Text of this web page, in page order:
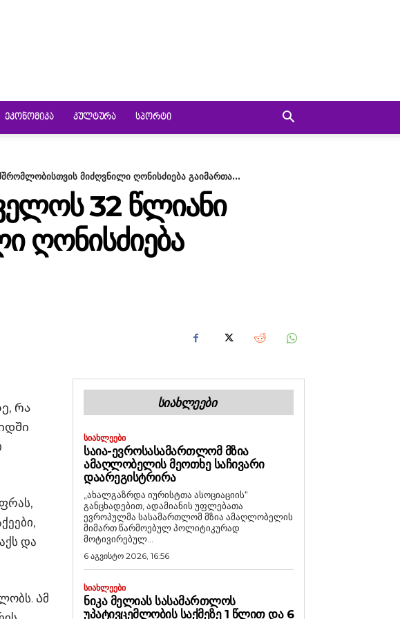
ᲔᲙᲝᲜᲝᲛᲘᲙᲐ ᲙᲣᲚᲢᲣᲠᲐ ᲡᲞᲝᲠᲢᲘ
მიძღვნილი ღონისძიება გაიმართა...
32 ᲬᲚᲘᲐᲜᲘ
ᲦᲝᲜᲘᲡᲫᲘᲔᲑᲐ
რა
და
Ამ
ᲡᲘᲐᲮᲚᲔᲔᲑᲘ
ᲡᲘᲐᲮᲚᲔᲔᲑᲘ
ᲡᲐᲘᲐ-ᲔᲕᲠᲝᲡᲐᲡᲐᲛᲐᲠᲗᲚᲝᲛ ᲛᲖᲘᲐ
ᲐᲛᲐᲦᲚᲝᲑᲔᲚᲘᲡ ᲛᲔᲝᲗᲮᲔ ᲡᲐᲩᲘᲕᲐᲠᲘ
ᲓᲐᲐᲠᲔᲒᲘᲡᲢᲠᲘᲠᲐ
„ახალგაზრდა იურისტთა ასოციაციის“
განცხადებით, ადამიანის უფლებათა
ევროპულმა სასამართლომ მზია ამაღლობელის
მიმართ წარმოებულ პოლიტიკურად
მოტივირებულ...
6 აგვისტო 2026, 16:56
ᲡᲘᲐᲮᲚᲔᲔᲑᲘ
ᲜᲘᲙᲐ ᲛᲔᲚᲘᲐᲡ ᲡᲐᲡᲐᲛᲐᲠᲗᲚᲝᲡ
ᲣᲞᲐᲢᲘᲕᲪᲔᲛᲚᲝᲑᲘᲡ ᲡᲐᲥᲛᲔᲖᲔ 1 ᲬᲚᲘᲗ ᲓᲐ 6